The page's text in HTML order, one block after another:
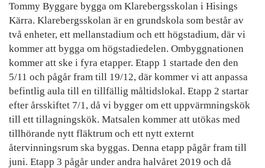
Tommy Byggare bygga om Klarebergsskolan i Hisings
Kärra. Klarebergsskolan är en grundskola som består av
två enheter, ett mellanstadium och ett högstadium, där vi
kommer att bygga om högstadiedelen. Ombyggnationen
kommer att ske i fyra etapper. Etapp 1 startade den den
5/11 och pågår fram till 19/12, där kommer vi att anpassa
befintlig aula till en tillfällig måltidslokal. Etapp 2 startar
efter årsskiftet 7/1, då vi bygger om ett uppvärmningskök
till ett tillagningskök. Matsalen kommer att utökas med
tillhörande nytt fläktrum och ett nytt externt
återvinningsrum ska byggas. Denna etapp pågår fram till
juni. Etapp 3 pågår under andra halvåret 2019 och då